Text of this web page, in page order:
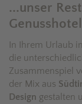
...unser
Genusshotel
In Ihrem Urlaub
die
Zusammenspiel
der Mix aus
Design gestalten